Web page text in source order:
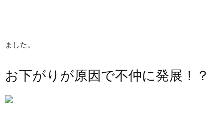
ました。
お下がりが原因で不仲に発展！？